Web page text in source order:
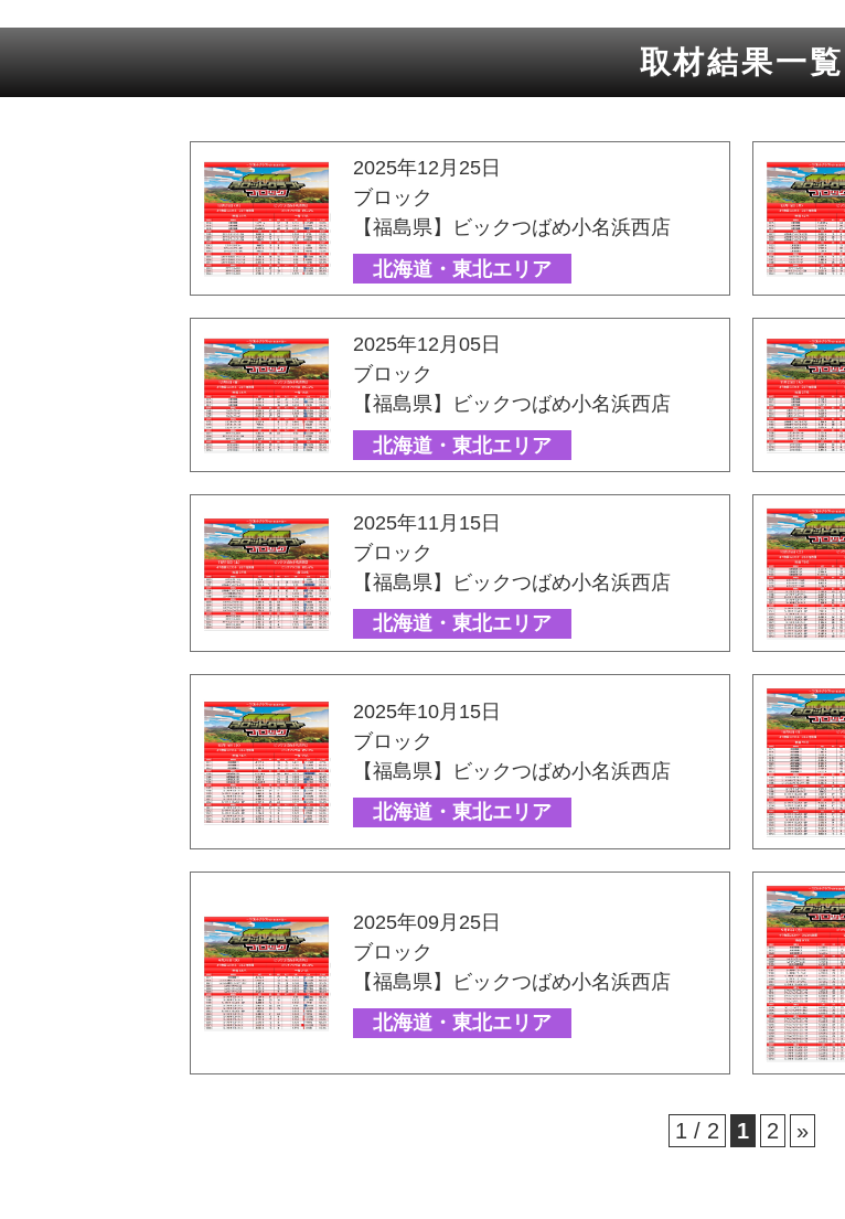
取材結果一覧
2025年12月25日
ブロック
【福島県】ビックつばめ小名浜西店
北海道・東北エリア
2025年12月05日
ブロック
【福島県】ビックつばめ小名浜西店
北海道・東北エリア
2025年11月15日
ブロック
【福島県】ビックつばめ小名浜西店
北海道・東北エリア
2025年10月15日
ブロック
【福島県】ビックつばめ小名浜西店
北海道・東北エリア
2025年09月25日
ブロック
【福島県】ビックつばめ小名浜西店
北海道・東北エリア
1 / 2 1 2 »